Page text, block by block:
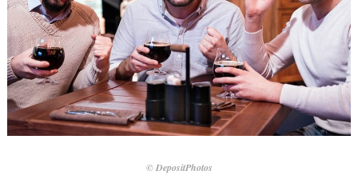
© DepositPhotos